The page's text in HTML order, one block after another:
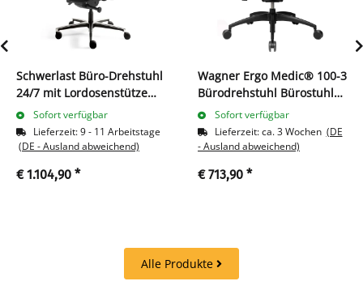
Schwerlast Büro-Drehstuhl
24/7 mit Lordosenstütze
bis 200kg 1390-1490 x 685
x 490 mm Schwarz 210490
Sofort verfügbar
Lieferzeit:9 - 11 Arbeitstage
(DE - Ausland abweichend)
€ 1.104,90 *
Wagner Ergo Medic® 100-3
Bürodrehstuhl Bürostuhl
Bandscheibensitz mit
DONDOLA TECHNIK 216707
schwarz
Sofort verfügbar
Lieferzeit:ca. 3 Wochen (DE
- Ausland abweichend)
€ 713,90 *
Alle Produkte